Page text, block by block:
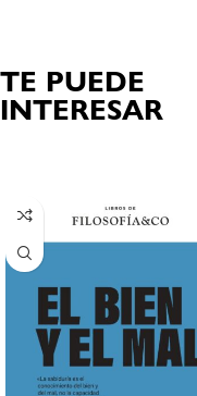
TE PUEDE
INTERESAR